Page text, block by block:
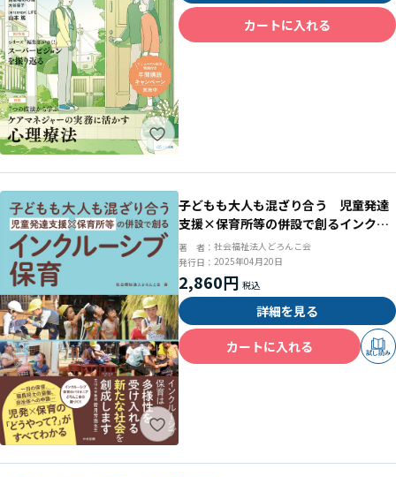
カートに入れる
子どもも大人も混ざり合う 児童発達
支援×保育所等の併設で創るインクル
ーシブ保育
著 者： 社会福祉法人どろんこ会
発行日： 2025年04月20日
2,860円
詳細を見る
カートに入れる
試し読み